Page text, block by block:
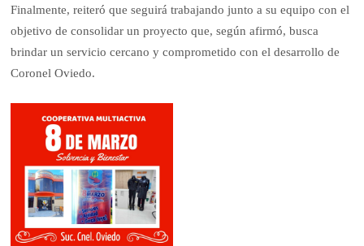
Finalmente, reiteró que seguirá trabajando junto a su equipo con el
objetivo de consolidar un proyecto que, según afirmó, busca
brindar un servicio cercano y comprometido con el desarrollo de
Coronel Oviedo.